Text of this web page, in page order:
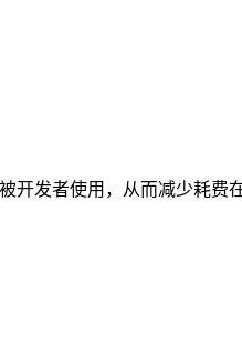
发者使用，从而减少耗费